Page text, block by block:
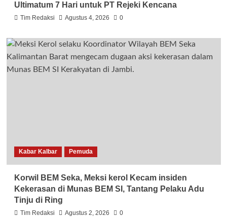
Ultimatum 7 Hari untuk PT Rejeki Kencana
Tim Redaksi Agustus 4, 2026 0
Kabar Kalbar Pemuda
Korwil BEM Seka, Meksi kerol Kecam insiden
Kekerasan di Munas BEM SI, Tantang Pelaku Adu
Tinju di Ring
Tim Redaksi Agustus 2, 2026 0